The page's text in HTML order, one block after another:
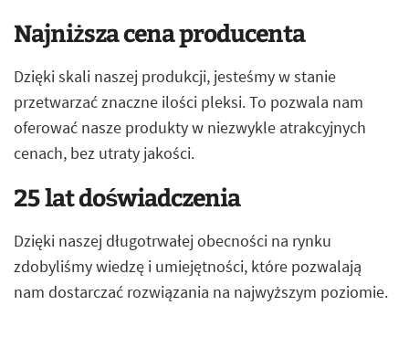
Najniższa cena producenta
Dzięki skali naszej produkcji, jesteśmy w stanie
przetwarzać znaczne ilości pleksi. To pozwala nam
oferować nasze produkty w niezwykle atrakcyjnych
cenach, bez utraty jakości.
25 lat doświadczenia
Dzięki naszej długotrwałej obecności na rynku
zdobyliśmy wiedzę i umiejętności, które pozwalają
nam dostarczać rozwiązania na najwyższym poziomie.